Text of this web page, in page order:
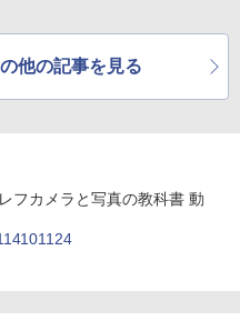
他の記事を見る
フカメラと写真の教科書 動